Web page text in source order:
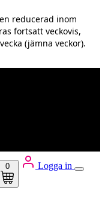
reducerad inom
fortsatt veckovis,
(jämna veckor).
0 Logga in